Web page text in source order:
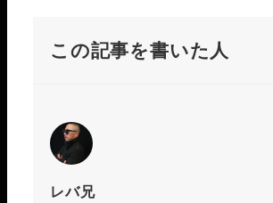
この記事を書いた人
レバ兄